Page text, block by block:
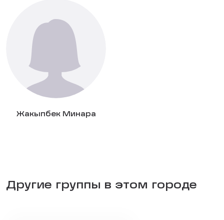
Жакыпбек Минара
Другие группы в этом городе